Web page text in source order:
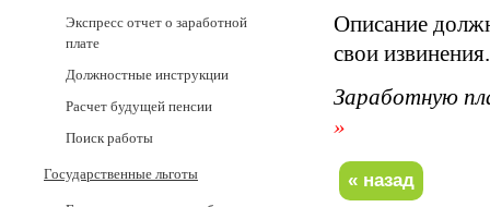
Экспресс отчет о заработной
плате
Должностные инструкции
Расчет будущей пенсии
Поиск работы
Государственные льготы
Описание
свои извинения.
Заработную
»